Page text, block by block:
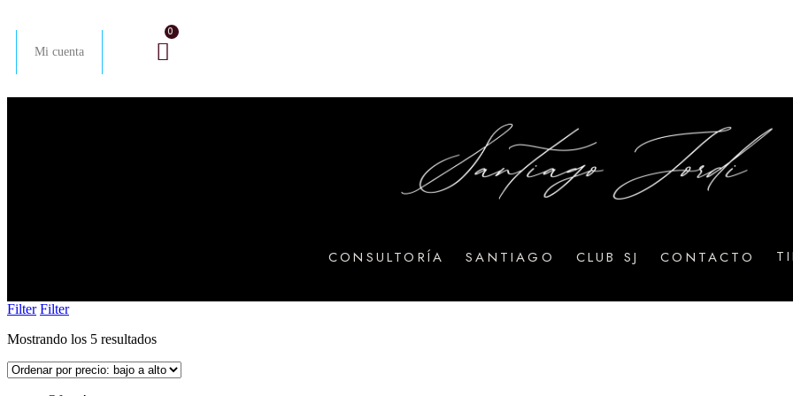
Mi cuenta
CONSULTORÍA SANTIAGO CLUB SJ CONTACTO
Filter Filter
Mostrando los 5 resultados